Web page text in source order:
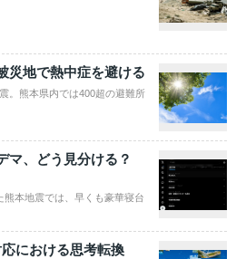
地で熱中症を避ける
。熊本県内では400超の避難所
、どう見分ける？
本地震では、早くも豪華寝台
における思考転換